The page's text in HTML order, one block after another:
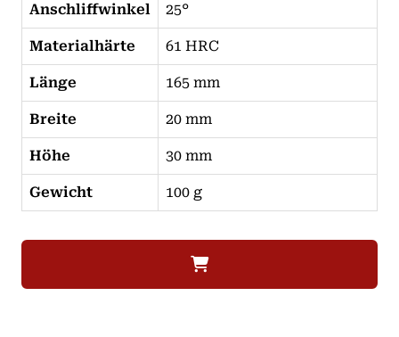
Anschliffwinkel 25°
Materialhärte 61 HRC
Länge 165 mm
Breite 20 mm
Höhe 30 mm
Gewicht 100 g